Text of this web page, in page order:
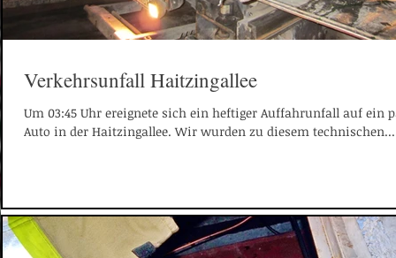
Verkehrsunfall Haitzingallee
Um 03:45 Uhr ereignete sich ein heftiger Auffahrunfall auf ein
Auto in der Haitzingallee. Wir wurden zu diesem technischen...